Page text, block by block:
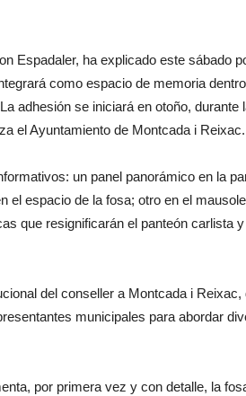
Espadaler, ha explicado este sábado
como espacio de memoria
adhesión se iniciará en otoño, durante
el Ayuntamiento de Montcada i Reixac.
un panel panorámico en la
el espacio de la fosa; otro en el
que resignificarán el panteón carlista
del conseller a Montcada i Reixac,
municipales para abordar
por primera vez y con detalle, la